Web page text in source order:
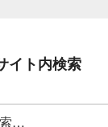
イト内検索